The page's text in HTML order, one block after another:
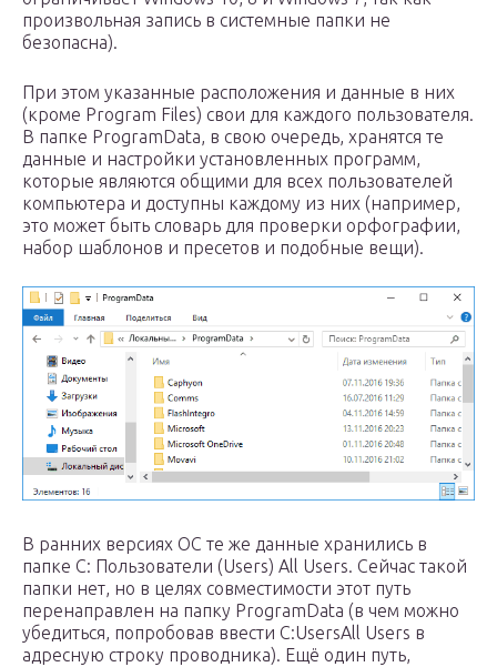
произвольная запись в системные папки не
безопасна).
При этом указанные расположения и данные в них
(кроме Program Files) свои для каждого пользователя.
В папке ProgramData, в свою очередь, хранятся те
данные и настройки установленных программ,
которые являются общими для всех пользователей
компьютера и доступны каждому из них (например,
это может быть словарь для проверки орфографии,
набор шаблонов и пресетов и подобные вещи).
В ранних версиях ОС те же данные хранились в
папке C: Пользователи (Users) All Users. Сейчас такой
папки нет, но в целях совместимости этот путь
перенаправлен на папку ProgramData (в чем можно
убедиться, попробовав ввести C:UsersAll Users в
адресную строку проводника). Ещё один путь,